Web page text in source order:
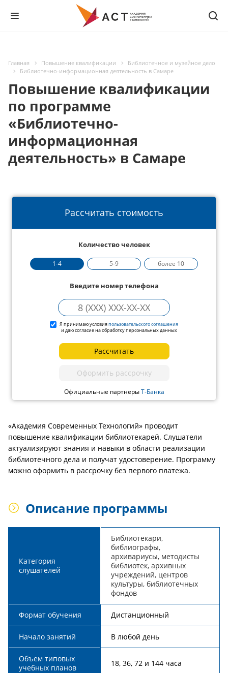
Главная Повышение квалификации
Библиотечное и музейное дело
Библиотечно-информационная деятельность в Самаре
Повышение квалификации
по программе
«Библиотечно-
информационная
деятельность» в Самаре
Рассчитать стоимость
Количество человек
1-4 5-9 более 10
Введите номер телефона
Я принимаю условияпользовательского соглашения
и даю согласие на обработку персональных данных
Рассчитать
Оформить рассрочку
Официальные партнерыТ-Банка
«Академия Современных Технологий» проводит
повышение квалификации библиотекарей. Слушатели
актуализируют знания и навыки в области реализации
библиотечного дела и получат удостоверение. Программу
можно оформить в рассрочку без первого платежа.
Описание программы
Категория
слушателей
Библиотекари,
библиографы,
архивариусы, методисты
библиотек, архивных
учреждений, центров
культуры, библиотечных
фондов
Формат обучения Дистанционный
Начало занятий В любой день
Объем типовых
учебных планов
18, 36, 72 и 144 часа